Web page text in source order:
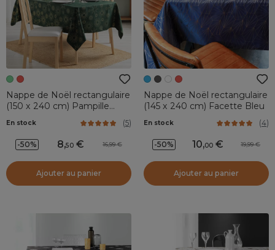
Nappe de Noël rectangulaire
(150 x 240 cm) Pampille
En stock (5)
-50% 8,50 16,99
Ajouter au panier
Nappe de Noël rectangulaire
(145 x 240 cm) Facette Bleu
En stock (4)
-50% 10,00 19,99
Ajouter au panier